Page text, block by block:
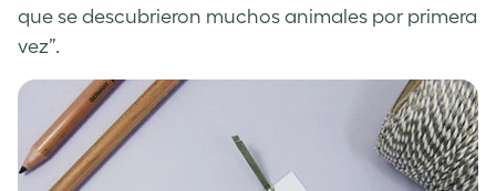
que se descubrieron muchos animales por primera
vez”.